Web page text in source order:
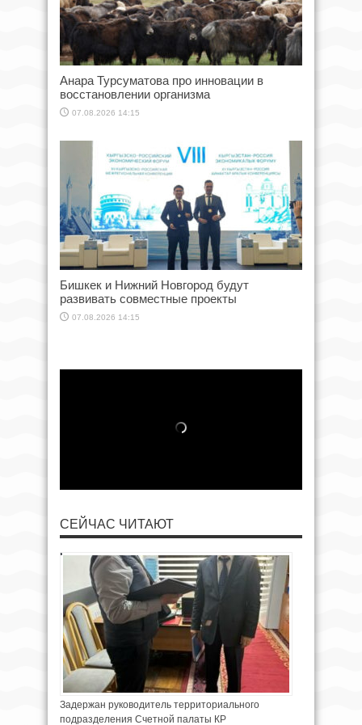
Анара Турсуматова про инновации в
восстановлении организма
07.08.2026 14:15
Бишкек и Нижний Новгород будут
развивать совместные проекты
07.08.2026 14:15
СЕЙЧАС ЧИТАЮТ
Задержан руководитель территориального
подразделения Счетной палаты КР